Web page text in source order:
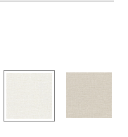
ップ関連団体リンク集